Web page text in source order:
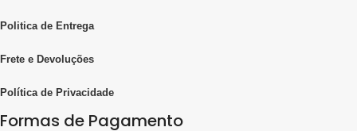
Politica de Entrega
Frete e Devoluções
Política de Privacidade
Formas de Pagamento